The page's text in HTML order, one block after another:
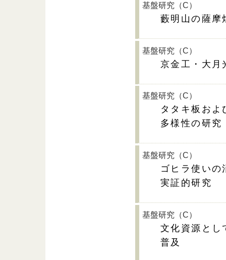
基盤研究（C）
藪明山の薩摩
基盤研究（C）
京金工・大月
基盤研究（C）
タタキ板およ
多様性の研究
基盤研究（C）
ゴヒラ使いの
実証的研究
基盤研究（C）
文化資源とし
普及